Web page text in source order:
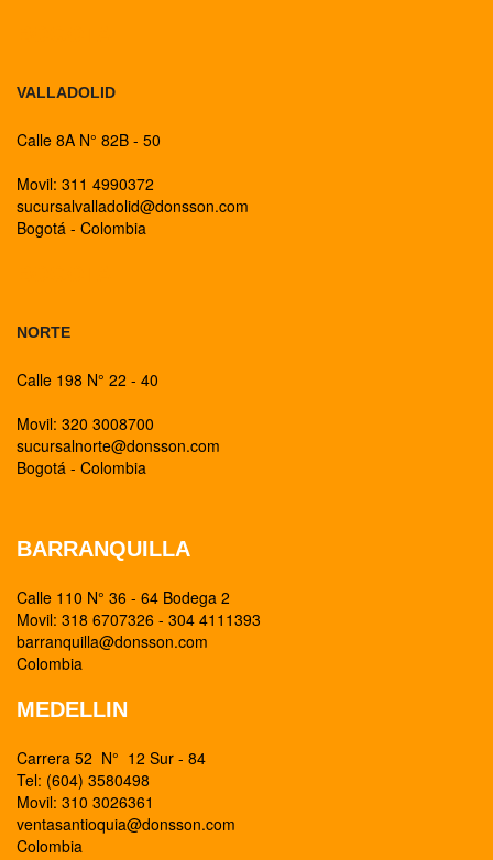
VALLADOLID
Calle 8A N° 82B - 50
Movil: 311 4990372
sucursalvalladolid@donsson.com
Bogotá - Colombia
NORTE
Calle 198 N° 22 - 40
Movil: 320 3008700
sucursalnorte@donsson.com
Bogotá - Colombia
BARRANQUILLA
Calle 110 N° 36 - 64 Bodega 2
Movil: 318 6707326 - 304 4111393
barranquilla@donsson.com
Colombia
MEDELLIN
Carrera 52 N° 12 Sur - 84
Tel: (604) 3580498
Movil: 310 3026361
ventasantioquia@donsson.com
Colombia